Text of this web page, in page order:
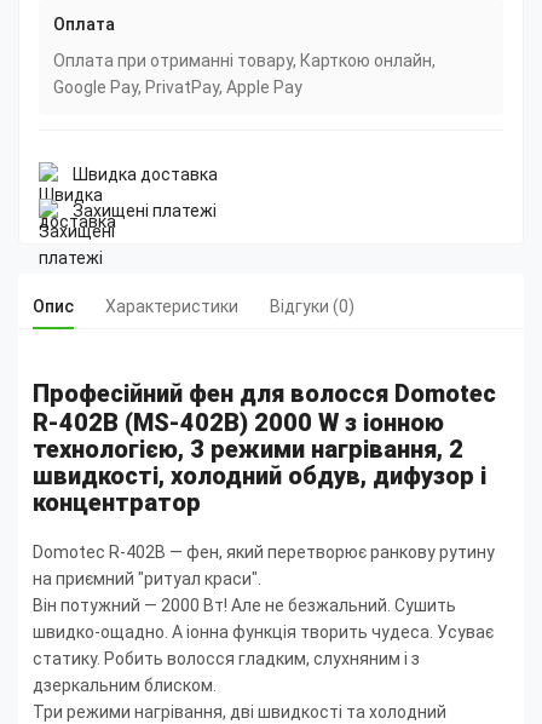
Оплата
Оплата при отриманні товару, Карткою онлайн,
Google Pay, PrivatPay, Apple Pay
Швидка доставка
Захищені платежі
Опис Характеристики Відгуки (0)
Професійний фен для волосся Domotec
R-402B (MS-402B) 2000 W з іонною
технологією, 3 режими нагрівання, 2
швидкості, холодний обдув, дифузор і
концентратор
Domotec R-402B — фен, який перетворює ранкову рутину
на приємний "ритуал краси".
Він потужний — 2000 Вт! Але не безжальний. Сушить
швидко-ощадно. А іонна функція творить чудеса. Усуває
статику. Робить волосся гладким, слухняним і з
дзеркальним блиском.
Три режими нагрівання, дві швидкості та холодний